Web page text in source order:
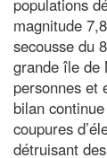
populations
magnitude
secousse du
grande île de
personnes et
bilan
coupures
détruisant